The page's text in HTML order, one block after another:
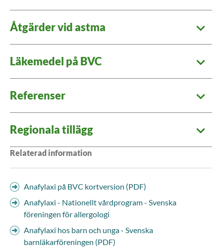
Åtgärder vid astma
Läkemedel på BVC
Referenser
Regionala tillägg
Relaterad information
Anafylaxi på BVC kortversion (PDF)
Anafylaxi - Nationellt vårdprogram - Svenska
föreningen för allergologi
Anafylaxi hos barn och unga - Svenska
barnläkarföreningen (PDF)